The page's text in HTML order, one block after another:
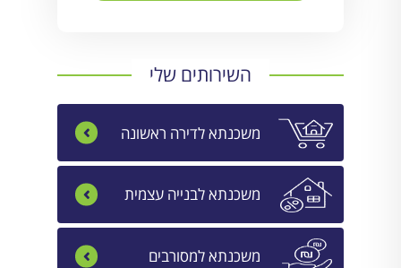
השירותים שלי
משכנתא לדירה ראשונה
משכנתא לבנייה עצמית
משכנתא למסורבים